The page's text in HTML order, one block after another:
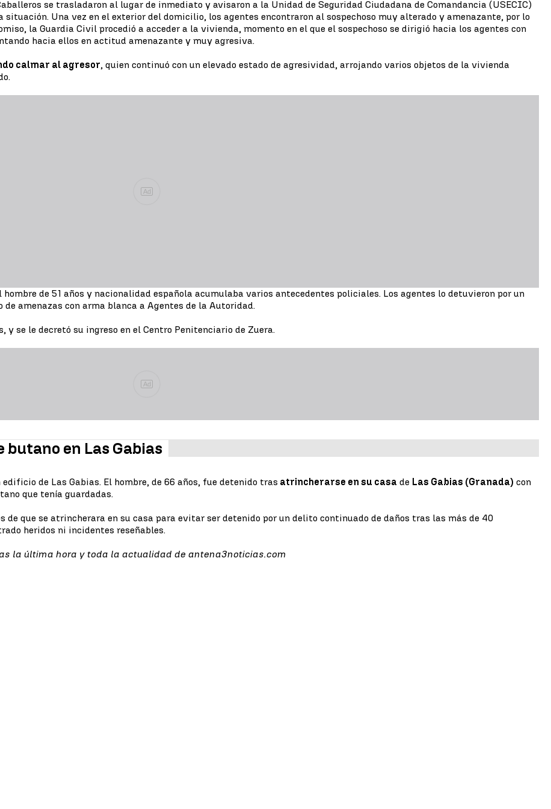
se trasladaron al lugar de inmediato y avisaron a la Unidad de Seguridad Ciudadana de Comandancia (USECIC)
situación. Una vez en el exterior del domicilio, los agentes encontraron al sospechoso muy alterado y amenazante, por lo
la Guardia Civil procedió a acceder a la vivienda, momento en el que el sospechoso se dirigió hacia los agentes con
hacia ellos en actitud amenazante y muy agresiva.
calmar al agresor, quien continuó con un elevado estado de agresividad, arrojando varios objetos de la vivienda
Ad
de 51 años y nacionalidad española acumulaba varios antecedentes policiales. Los agentes lo detuvieron por un
amenazas con arma blanca a Agentes de la Autoridad.
se le decretó su ingreso en el Centro Penitenciario de Zuera.
Ad
en Las Gabias
de Las Gabias. El hombre, de 66 años, fue detenido tras atrincherarse en su casa de Las Gabias (Granada) con
que tenía guardadas.
de que se atrincherara en su casa para evitar ser detenido por un delito continuado de daños tras las más de 40
heridos ni incidentes reseñables.
la última hora y toda la actualidad de antena3noticias.com